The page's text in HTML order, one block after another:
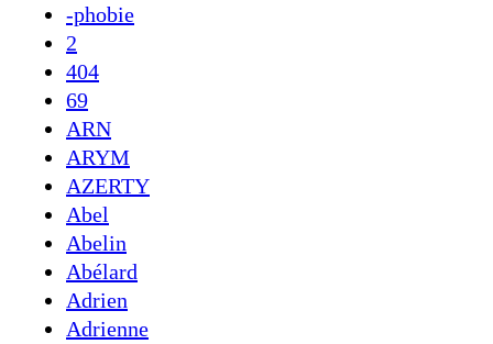
-phobie
2
404
69
ARN
ARYM
AZERTY
Abel
Abelin
Abélard
Adrien
Adrienne